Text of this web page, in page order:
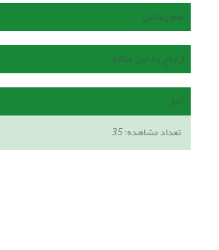
هم رسانی
ارجاع به این مقاله
آمار
تعداد مشاهده:35